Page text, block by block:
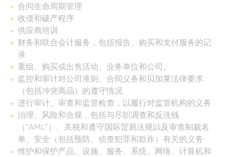
合同生命周期管理
收债和破产程序
供应商培训
财务和联合会计服务，包括报告、购买和支付服务的记
录
重组、购买或出售活动、业务单位和公司。
监控和审计对公司准则、合同义务和贝加莱法律要求
（包括冲突商品）的遵守情况
进行审计、审查和监管检查，以履行对监管机构的义务
治理、风险和合规，包括与尽职调查和反洗钱
（“AML”）、关税和遵守国际贸易法规以及审查制裁名
单、安全（包括预防、侦查犯罪和欺诈）有关的义务
维护和保护产品、设施、服务、系统、网络、计算机和